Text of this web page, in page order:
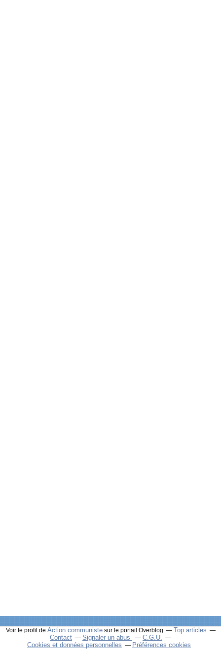
Voir le profil de Action communistesur le portail Overblog
Top articles
Contact
Signaler un abus
C.G.U.
Cookies et données personnelles
Préférences cookies